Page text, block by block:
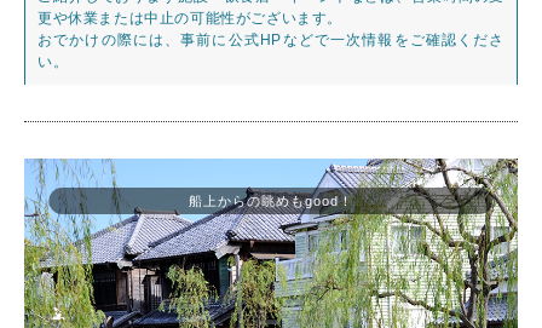
更や休業または中止の可能性がございます。
おでかけの際には、事前に公式HPなどで一次情報をご確認くださ
い。
船上からの眺めもgood！